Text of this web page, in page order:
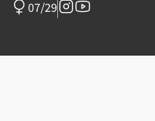
07/29